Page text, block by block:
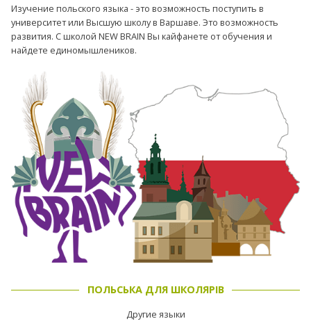
Изучение польского языка - это возможность поступить в
университет или Высшую школу в Варшаве. Это возможность
развития. С школой NEW BRAIN Вы кайфанете от обучения и
найдете единомышлеников.
ПОЛЬСЬКА ДЛЯ ШКОЛЯРІВ
Другие языки